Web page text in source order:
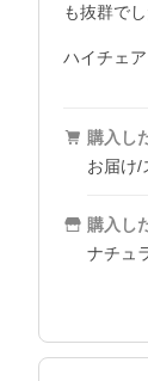
も抜群でし
ハイチェ
購入し
お届け/
購入し
ナチュ